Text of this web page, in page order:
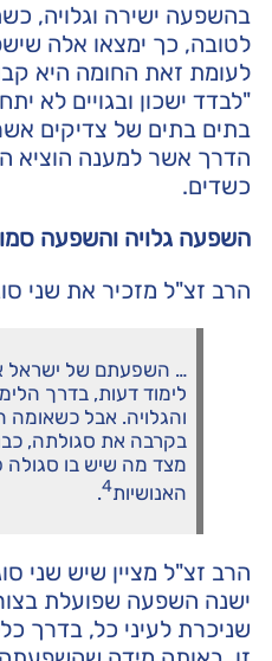
בהשפעה ישירה וגלויה,
לטובה, כך ימצאו אלה
לעומת זאת החומה היא
"לבדד ישכון ובגויים לא
בתים בתים של צדיקים
הדרך אשר למענה הוציא
כשדים.
השפעה גלויה והשפעה
הרב זצ"ל מזכיר את שני
… השפעתם של ישראל
לימוד דעות, בדרך
והגלויה. אבל כשאומה
בקרבה את סגולתה,
מצד מה שיש בו סגולה
האנושיות4
.
הרב זצ"ל מציין שיש שני
ישנה השפעה שפועלת
שניכרת לעיני כל, בדרך